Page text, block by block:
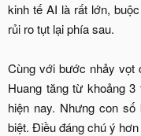
kinh tế AI là rất lớn,
rủi ro tụt lại phía sau.
Cùng với bước nhảy vọt
Huang tăng từ khoảng
hiện nay. Nhưng con
biệt. Điều đáng chú ý